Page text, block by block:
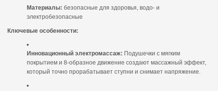
Материалы: безопасные для здоровья, водо- и
электробезопасные
Ключевые особенности:
Инновационный электромассаж: Подушечки с мягким
покрытием и 8-образное движение создают массажный эффект,
который точно прорабатывает ступни и снимает напряжение.